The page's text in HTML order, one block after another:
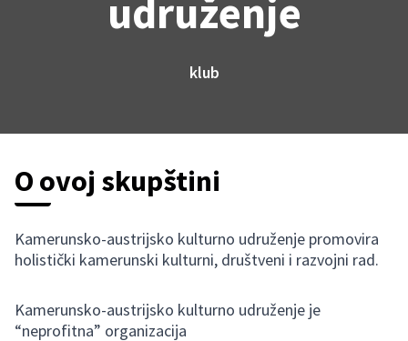
udruženje
klub
O ovoj skupštini
Kamerunsko-austrijsko kulturno udruženje promovira
holistički kamerunski kulturni, društveni i razvojni rad.
Kamerunsko-austrijsko kulturno udruženje je
“neprofitna” organizacija